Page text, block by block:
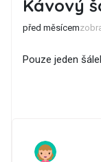
Kávový
před měsícem
Pouze jeden